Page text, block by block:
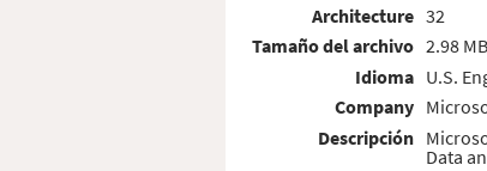
Architecture
Tamaño del archivo
Idioma
Company
Descripción
32
2.98 MB
U.S.
Data